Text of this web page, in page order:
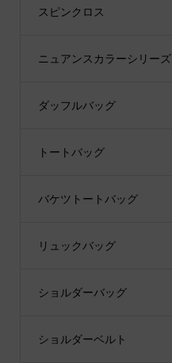
スピンクロス
ニュアンスカラーシリーズ
ダッフルバッグ
トートバッグ
バケツトートバッグ
リュックバッグ
ショルダーバッグ
ショルダーベルト